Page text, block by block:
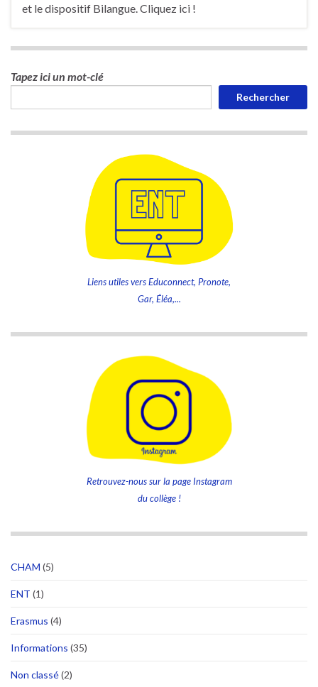
et le dispositif Bilangue. Cliquez ici !
Tapez ici un mot-clé
Rechercher
Liens utiles vers Educonnect, Pronote,
Gar, Éléa,...
Retrouvez-nous sur la page Instagram
du collège !
CHAM (5)
ENT (1)
Erasmus (4)
Informations (35)
Non classé(2)